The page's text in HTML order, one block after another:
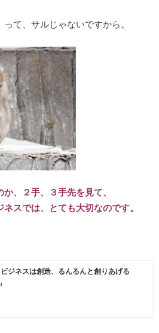
って、サルじゃないですから。
、２手、３手先を見て、
スでは、とても大切なのです。
ビジネスは創造、るんるんと創りあげる